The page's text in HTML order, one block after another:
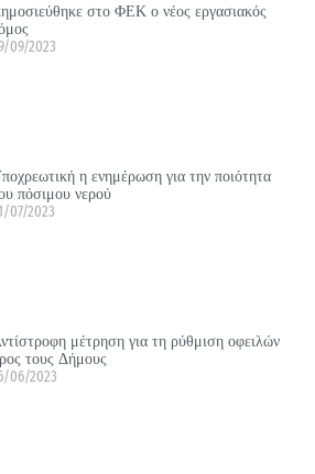
στο ΦΕΚ ο νέος εργασιακός
09/2023
η ενημέρωση για την ποιότητα
πόσιμου νερού
07/2023
μέτρηση για τη ρύθμιση οφειλών
τους Δήμους
06/2023